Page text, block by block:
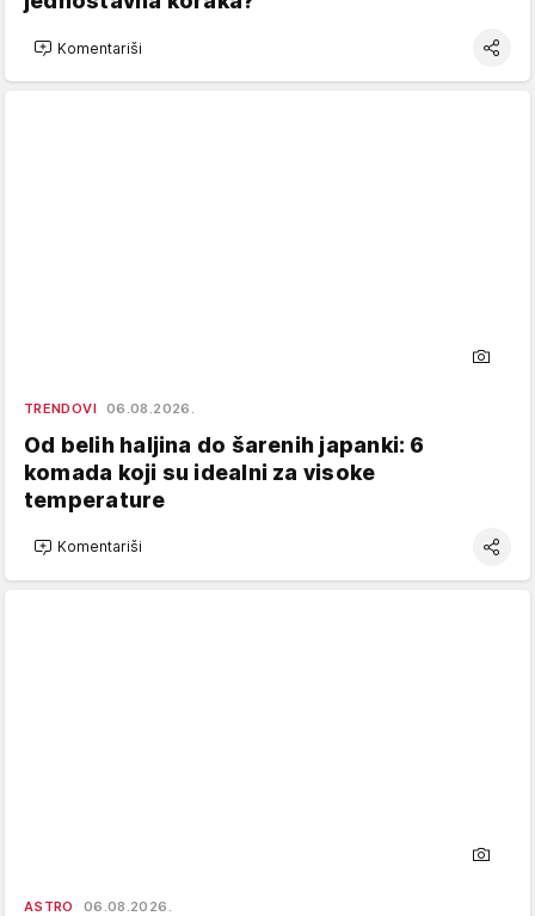
Komentariši
TRENDOVI 06.08.2026.
Od belih haljina do šarenih japanki: 6
komada koji su idealni za visoke
temperature
Komentariši
ASTRO 06.08.2026.